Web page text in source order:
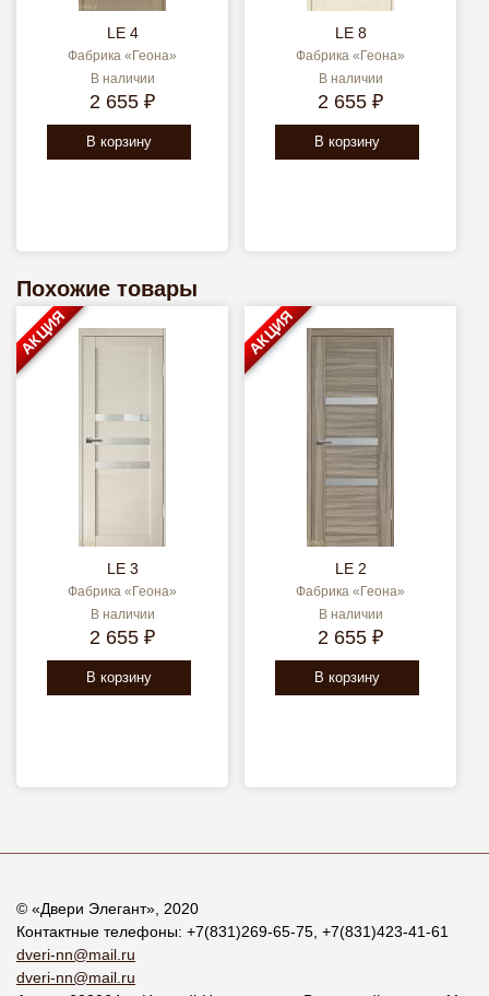
LE 4
Фабрика «Геона»
В наличии
2 655 ₽
В корзину
LE 8
Фабрика «Геона»
В наличии
2 655 ₽
В корзину
Похожие товары
LE 3
Фабрика «Геона»
В наличии
2 655 ₽
В корзину
АКЦИЯ
LE 2
Фабрика «Геона»
В наличии
2 655 ₽
В корзину
АКЦИЯ
© «Двери Элегант», 2020
Контактные телефоны: +7(831)269-65-75 +7(831)423-41-61
dveri-nn@mail.ru
dveri-nn@mail.ru